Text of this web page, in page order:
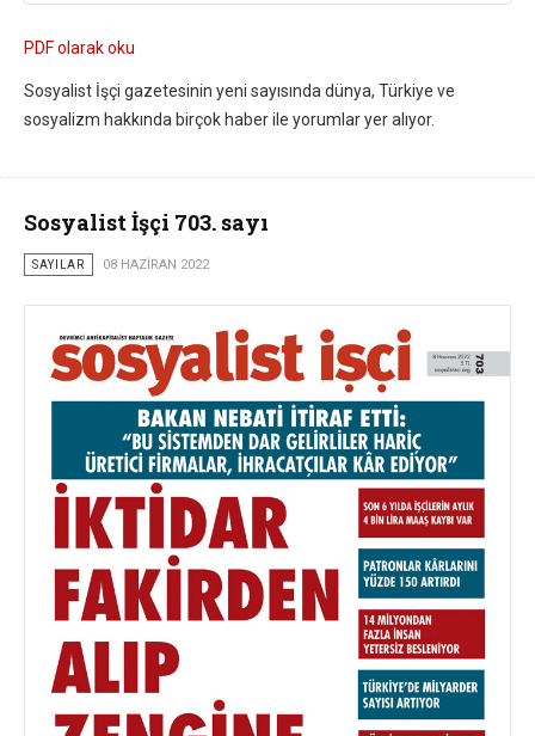
PDF olarak oku
Sosyalist İşçi gazetesinin yeni sayısında dünya, Türkiye ve
sosyalizm hakkında birçok haber ile yorumlar yer alıyor.
Sosyalist İşçi 703. sayı
SAYILAR 08 HAZIRAN 2022